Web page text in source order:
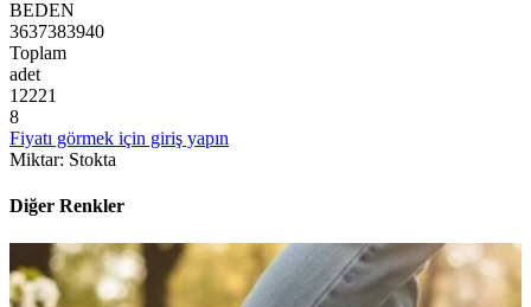
BEDEN
3637383940
Toplam
adet
1 2221
8
Fiyatı görmek için giriş yapın
Miktar: Stokta
Diğer Renkler